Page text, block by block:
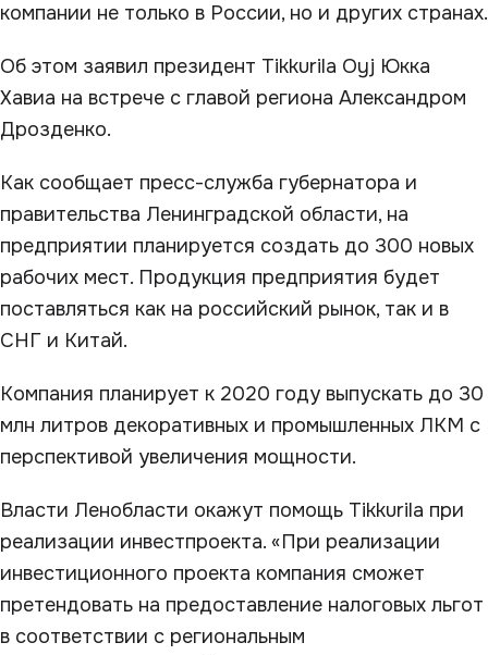
компании не только в России, но и других странах.
Об этом заявил президент Tikkurila Oyj Юкка
Хавиа на встрече с главой региона Александром
Дрозденко.
Как сообщает пресс-служба губернатора и
правительства Ленинградской области, на
предприятии планируется создать до 300 новых
рабочих мест. Продукция предприятия будет
поставляться как на российский рынок, так и в
СНГ и Китай.
Компания планирует к 2020 году выпускать до 30
млн литров декоративных и промышленных ЛКМ с
перспективой увеличения мощности.
Власти Ленобласти окажут помощь Tikkurila при
реализации инвестпроекта. «При реализации
инвестиционного проекта компания сможет
претендовать на предоставление налоговых льгот
в соответствии с региональным